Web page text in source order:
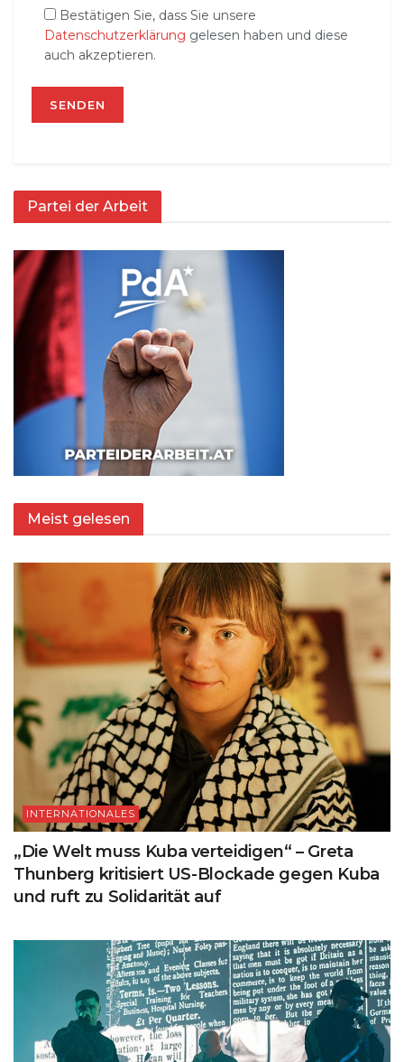
Bestätigen Sie, dass Sie unsere
Datenschutzerklärung gelesen haben und diese
auch akzeptieren.
Partei der Arbeit
Meist gelesen
INTERNATIONALES
„Die Welt muss Kuba verteidigen“ – Greta
Thunberg kritisiert US-Blockade gegen Kuba
und ruft zu Solidarität auf